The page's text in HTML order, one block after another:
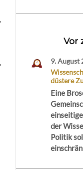
Vor
9. August
düstere
Eine
der
Politik